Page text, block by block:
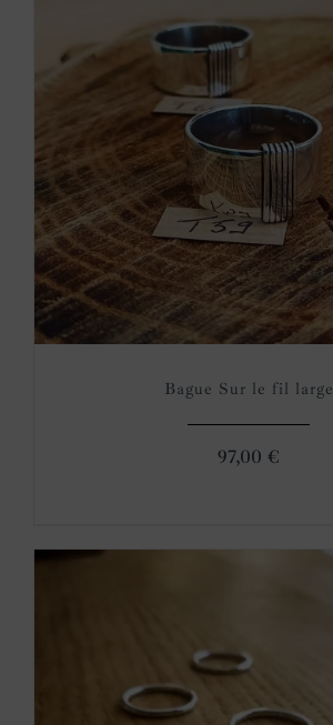
Bague Sur le fil large
97,00 €